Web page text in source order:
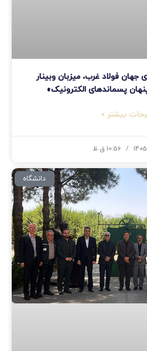
جهان فولاد غرب، میزبان وبینار
پسماندهای الکترونیک»
بیشتر »
10:56 ق.ظ
دانشگاه